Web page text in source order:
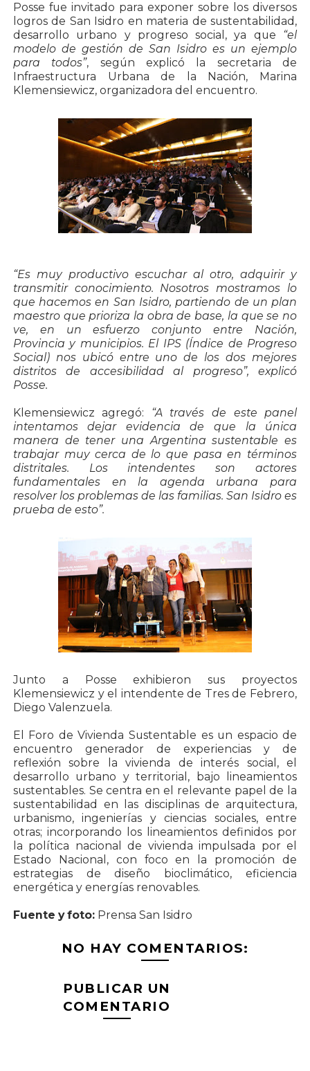
Posse fue invitado para exponer sobre los diversos
logros de San Isidro en materia de sustentabilidad,
desarrollo urbano y progreso social, ya que “el
modelo de gestión de San Isidro es un ejemplo
para todos”, según explicó la secretaria de
Infraestructura Urbana de la Nación, Marina
Klemensiewicz, organizadora del encuentro.
“Es muy productivo escuchar al otro, adquirir y
transmitir conocimiento. Nosotros mostramos lo
que hacemos en San Isidro, partiendo de un plan
maestro que prioriza la obra de base, la que se no
ve, en un esfuerzo conjunto entre Nación,
Provincia y municipios. El IPS (Índice de Progreso
Social) nos ubicó entre uno de los dos mejores
distritos de accesibilidad al progreso”, explicó
Posse.
Klemensiewicz agregó: “A través de este panel
intentamos dejar evidencia de que la única
manera de tener una Argentina sustentable es
trabajar muy cerca de lo que pasa en términos
distritales. Los intendentes son actores
fundamentales en la agenda urbana para
resolver los problemas de las familias. San Isidro es
prueba de esto”.
Junto a Posse exhibieron sus proyectos
Klemensiewicz y el intendente de Tres de Febrero,
Diego Valenzuela.
El Foro de Vivienda Sustentable es un espacio de
encuentro generador de experiencias y de
reflexión sobre la vivienda de interés social, el
desarrollo urbano y territorial, bajo lineamientos
sustentables. Se centra en el relevante papel de la
sustentabilidad en las disciplinas de arquitectura,
urbanismo, ingenierías y ciencias sociales, entre
otras; incorporando los lineamientos definidos por
la política nacional de vivienda impulsada por el
Estado Nacional, con foco en la promoción de
estrategias de diseño bioclimático, eficiencia
energética y energías renovables.
Fuente y foto:Prensa San Isidro
NO HAY COMENTARIOS:
PUBLICAR UN
COMENTARIO